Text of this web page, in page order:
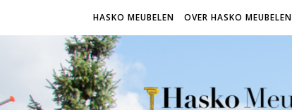
HASKO MEUBELEN OVER HASKO MEUBELEN